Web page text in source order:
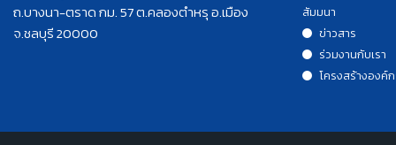
ถ.บางนา-ตราด กม. 57 ต.คลองตำหรุ อ.เมือง
จ.ชลบุรี 20000
สัมมนา
ข่าวสาร
ร่วมงานกับเรา
โครงสร้างองค์